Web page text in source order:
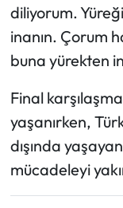
diliyorum.
inanın. Çorum
buna yürekten
Final
yaşanırken,
dışında
mücadeleyi